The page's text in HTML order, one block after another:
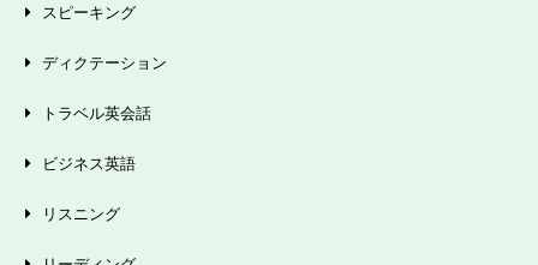
スピーキング
ディクテーション
トラベル英会話
ビジネス英語
リスニング